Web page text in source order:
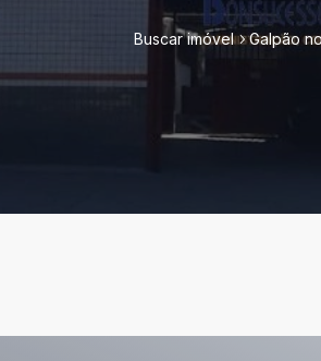
Buscar imóvel Galpão